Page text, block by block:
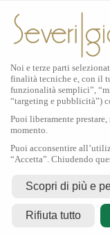
Rolex
Rolex Certified
Crivelli
Noi e terze parti
finalità tecniche e, con il
funzionalità semplici”,
“targeting e pubblicità”)
Puoi liberamente
momento.
Puoi acconsentire
“Accetta”. Chiudendo
Scopri di più e
Rifiuta tutto